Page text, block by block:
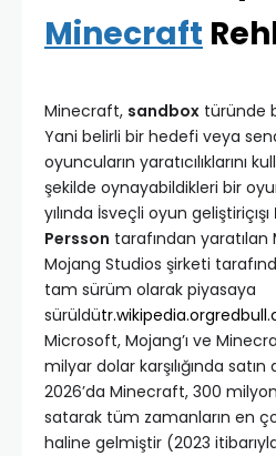
Minecraft
Minecraft, sandbox türünde
Yani belirli bir hedefi veya
oyuncuların yaratıcılıklarını
şekilde oynayabildikleri bir
yılında İsveçli oyun geliştiriçışı
Persson tarafından
Mojang Studios şirketi
tam sürüm olarak piyasaya
sürüldütr.wikipedia.org
Microsoft, Mojang’ı ve
milyar dolar karşılığında satın
2026’da Minecraft, 300
satarak tüm zamanların en
haline gelmiştir (2023